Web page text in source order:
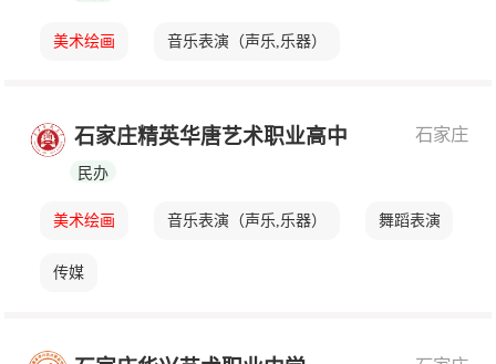
美术绘画 音乐表演（声乐,乐器）
石家庄精英华唐艺术职业高中 石家庄
民办
美术绘画 音乐表演（声乐,乐器） 舞蹈表演
传媒